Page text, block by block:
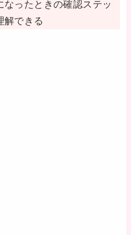
なったときの確認ステッ
解できる